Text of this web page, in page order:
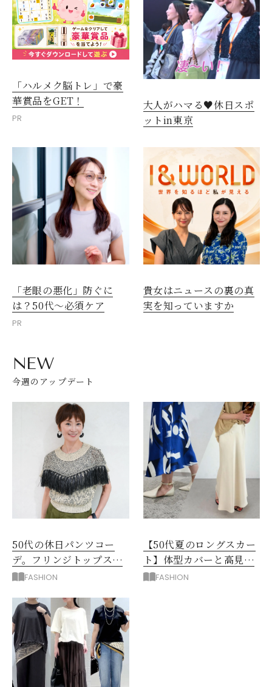
「ハルメク脳トレ」で豪
華賞品をGET！
PR
大人がハマる♥休日スポ
ットin東京
「老眼の悪化」防ぐに
は？50代～必須ケア
PR
貴女はニュースの裏の真
実を知っていますか
NEW
今週のアップデート
50代の休日パンツコー
デ。フリンジトップスを
主役に洗練アースカラー
FASHION
【50代夏のロングスカー
ト】体型カバーと高見え
を叶える4コーデ
FASHION